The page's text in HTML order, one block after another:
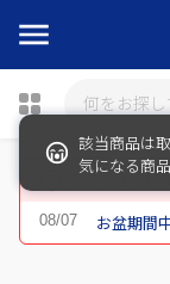
お盆期間
該当商品は
気になる商